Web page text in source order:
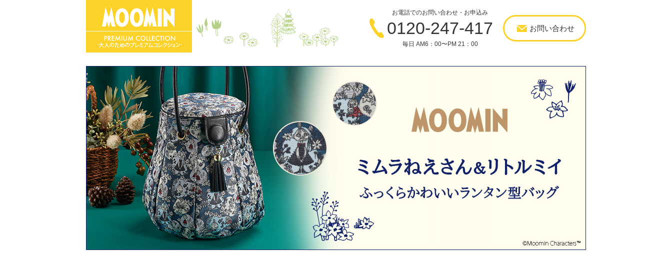
お電話でのお問い合わせ・お申込み
0120-247-417
毎日 AM6：00〜PM 21：00
お問い合わせ